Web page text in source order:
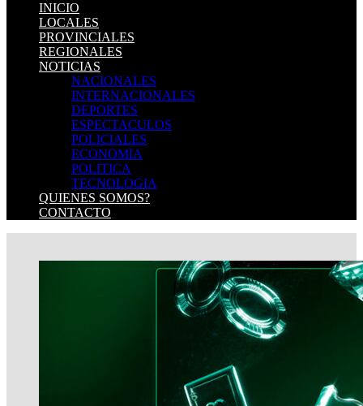
INICIO
LOCALES
PROVINCIALES
REGIONALES
NOTICIAS
NACIONALES
INTERNACIONALES
DEPORTES
ESPECTACULOS
POLICIALES
ECONOMIA
POLITICA
TECNOLOGIA
QUIENES SOMOS?
CONTACTO